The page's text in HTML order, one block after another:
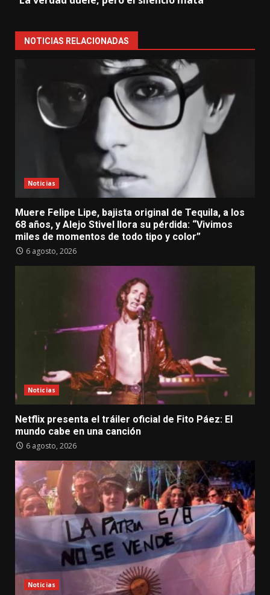
NOTICIAS RELACIONADAS
Noticias
Muere Felipe Lipe, bajista original de Tequila, a los
68 años, y Alejo Stivel llora su pérdida: “Vivimos
miles de momentos de todo tipo y color”
6 agosto, 2026
Noticias
Netflix presenta el tráiler oficial de Fito Páez: El
mundo cabe en una canción
6 agosto, 2026
Noticias